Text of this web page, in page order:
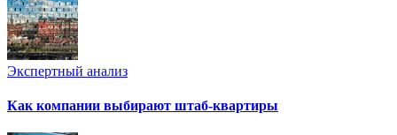
Экспертный анализ
Как компании выбирают штаб-квартиры